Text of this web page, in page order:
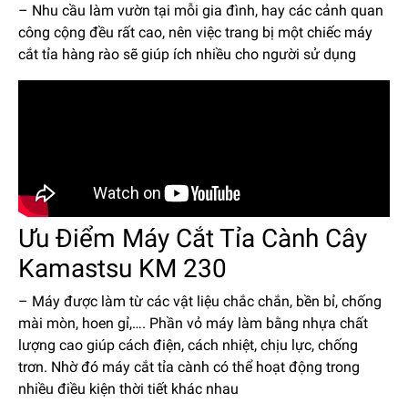
– Nhu cầu làm vườn tại mỗi gia đình, hay các cảnh quan
công cộng đều rất cao, nên việc trang bị một chiếc máy
cắt tỉa hàng rào sẽ giúp ích nhiều cho người sử dụng
Ưu Điểm Máy Cắt Tỉa Cành Cây
Kamastsu KM 230
– Máy được làm từ các vật liệu chắc chắn, bền bỉ, chống
mài mòn, hoen gỉ,…. Phần vỏ máy làm bằng nhựa chất
lượng cao giúp cách điện, cách nhiệt, chịu lực, chống
trơn. Nhờ đó máy cắt tỉa cành có thể hoạt động trong
nhiều điều kiện thời tiết khác nhau